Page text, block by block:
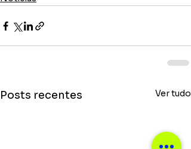
Posts recentes Ver tudo